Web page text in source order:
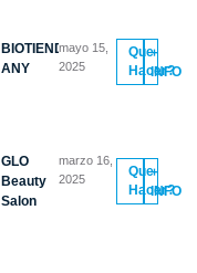
BIOTIENDA
ANY
mayo 15,
2025
Que
Hacer?
+
INFO
GLO
Beauty
Salon
marzo 16,
2025
Que
Hacer?
+
INFO